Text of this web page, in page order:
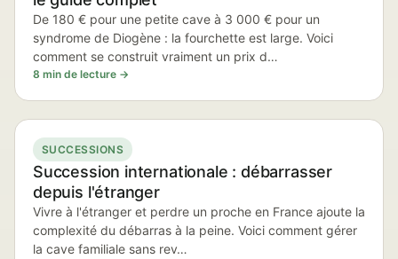
De 180 € pour une petite cave à 3 000 € pour un
syndrome de Diogène : la fourchette est large. Voici
comment se construit vraiment un prix d…
8 min de lecture →
SUCCESSIONS
Succession internationale : débarrasser
depuis l'étranger
Vivre à l'étranger et perdre un proche en France ajoute la
complexité du débarras à la peine. Voici comment gérer
la cave familiale sans rev…